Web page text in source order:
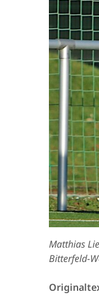
Matthias
Bitterfeld-